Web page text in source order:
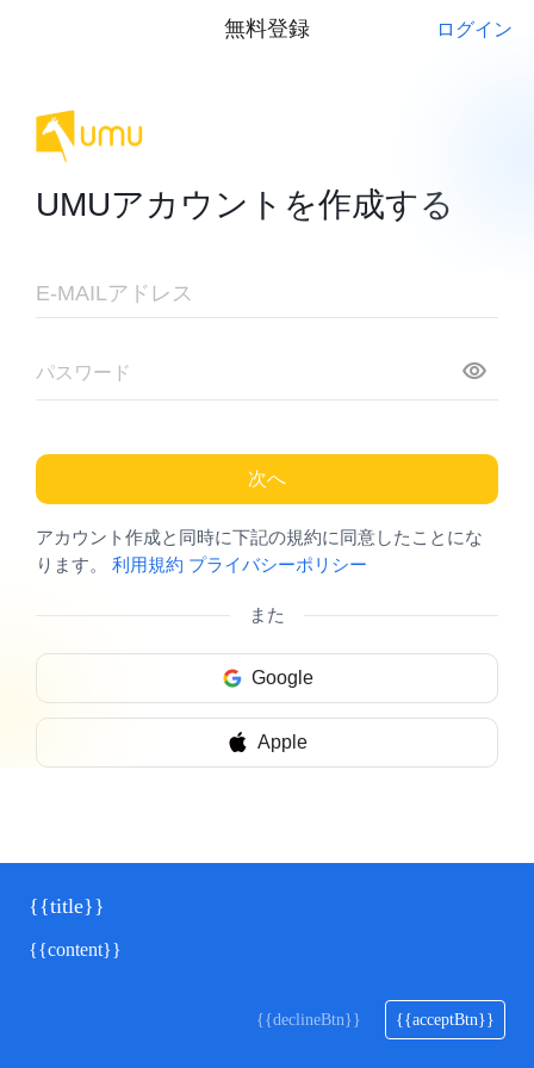
ログイン
無料登録
UMUアカウントを作成する
次へ
アカウント作成と同時に下記の規約に同意したことにな
ります。 利用規約 プライバシーポリシー
また
Google
Apple
{{title}}
{{content}}
{{declineBtn}} {{acceptBtn}}